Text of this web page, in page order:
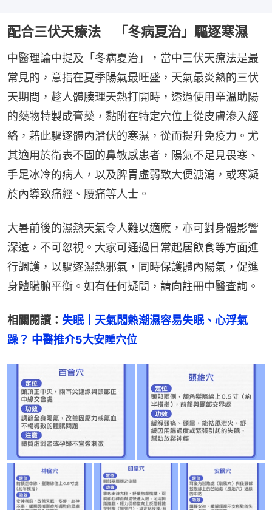
配合三伏天療法 「冬病夏治」驅逐寒濕
中醫理論中提及「冬病夏治」，當中三伏天療法是最
常見的，意指在夏季陽氣最旺盛，天氣最炎熱的三伏
天期間，趁人體腠理天熱打開時，透過使用辛溫助陽
的藥物特製成膏藥，黏附在特定穴位上從皮膚滲入經
絡，藉此驅逐體內潛伏的寒濕，從而提升免疫力。尤
其適用於衛表不固的鼻敏感患者，陽氣不足見畏寒、
手足冰冷的病人，以及脾胃虛弱致大便溏瀉，或寒凝
於內導致痛經、腰痛等人士。
大暑前後的濕熱天氣令人難以適應，亦可對身體影響
深遠，不可忽視。大家可通過日常起居飲食等方面進
行調護，以驅逐濕熱邪氣，同時保護體內陽氣，促進
身體臟腑平衡。如有任何疑問，請向註冊中醫查詢。
相關閱讀： 失眠｜天氣悶熱潮濕容易失眠、心浮氣
躁？ 中醫推介5大安睡穴位